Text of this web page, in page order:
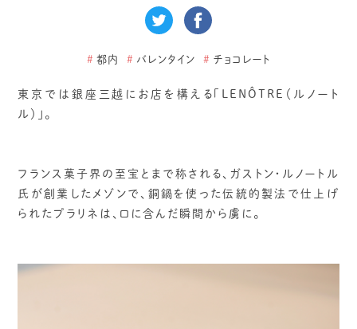
# 都内 # バレンタイン # チョコレート
東京では銀座三越にお店を構える「LENÔTRE（ルノート
ル）」。
フランス菓子界の至宝とまで称される、ガストン・ルノートル
氏が創業したメゾンで、銅鍋を使った伝統的製法で仕上げ
られたプラリネは、口に含んだ瞬間から虜に。